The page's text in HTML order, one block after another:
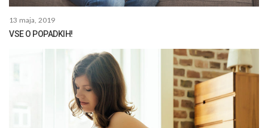
13 maja, 2019
VSE O POPADKIH!